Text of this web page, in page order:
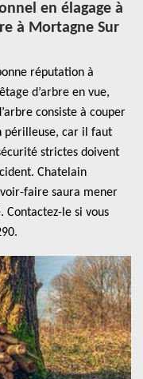
en élagage à
à Mortagne Sur
réputation à
d’arbre en vue,
consiste à couper
périlleuse, car il faut
strictes doivent
Chatelain
faire saura mener
le si vous